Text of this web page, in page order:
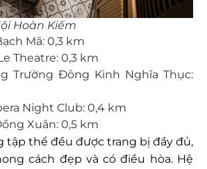
Hoàn Kiếm
Mã: 0,3 km
Theatre: 0,3 km
Trường Đông Kinh Nghĩa Thục:
Night Club: 0,4 km
Xuân: 0,5 km
tập thể đều được trang bị đầy đủ,
cách đẹp và có điều hòa. Hệ